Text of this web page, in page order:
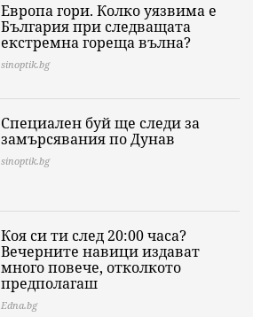
Европа гори. Колко уязвима е
България при следващата
екстремна гореща вълна?
sinoptik.bg
Специален буй ще следи за
замърсявания по Дунав
sinoptik.bg
Коя си ти след 20:00 часа?
Вечерните навици издават
много повече, отколкото
предполагаш
Edna.bg